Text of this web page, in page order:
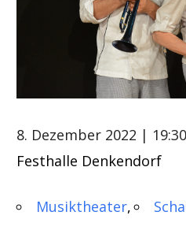
8. Dezember 2022 |
Festhalle Denkendorf
Musiktheater